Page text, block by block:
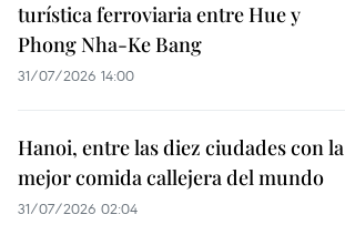
turística ferroviaria entre Hue y
Phong Nha-Ke Bang
31/07/2026 14:00
Hanoi, entre las diez ciudades con la
mejor comida callejera del mundo
31/07/2026 02:04